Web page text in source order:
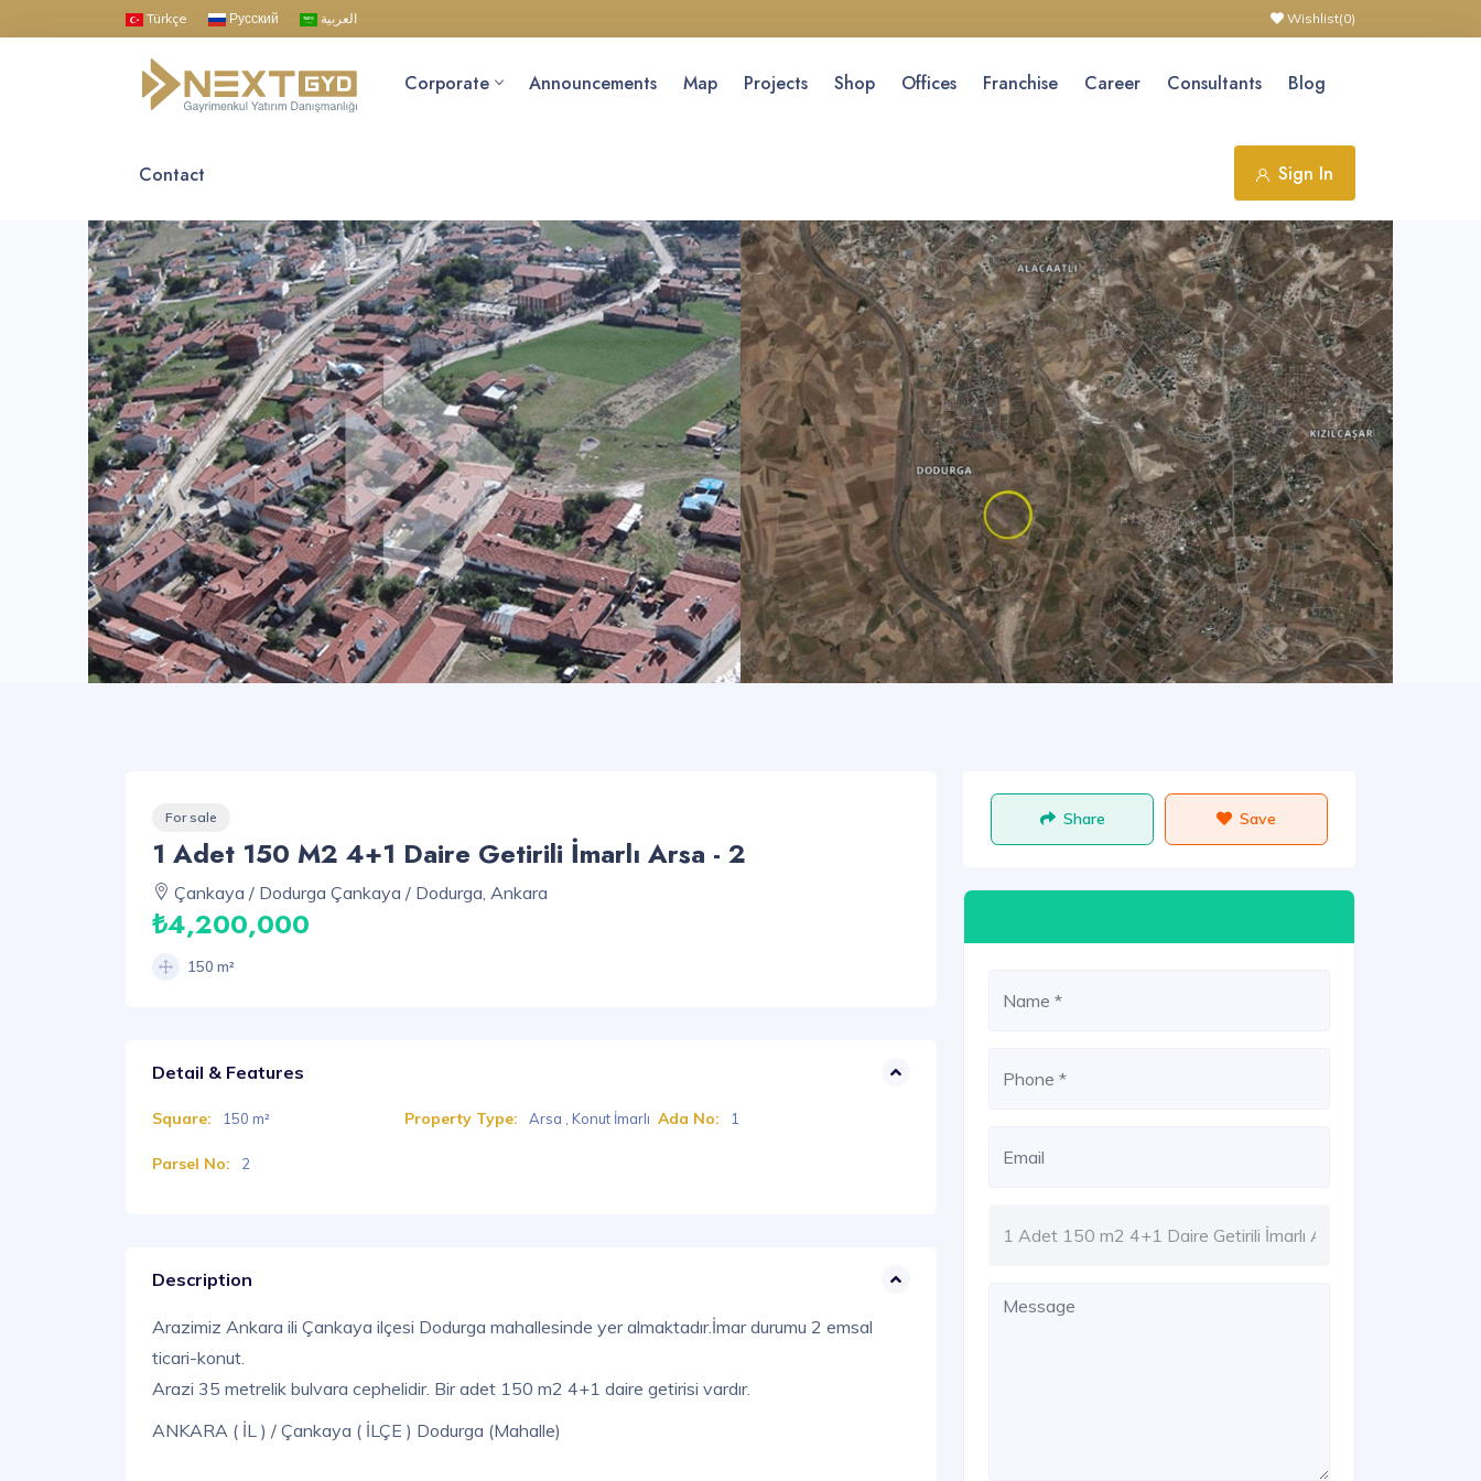
Türkçe Русский العربية Wishlist(0)
Corporate Announcements Map Projects Shop Offices Franchise Career Consultants Blog
Contact Sign In
For sale
1 Adet 150 M2 4+1 Daire Getirili İmarlı Arsa - 2
Çankaya / Dodurga Çankaya / Dodurga, Ankara
₺4,200,000
150 m²
Detail & Features
Square: 150 m² Property Type: Arsa , Konut İmarlı Ada No: 1
Parsel No: 2
Description
Arazimiz Ankara ili Çankaya ilçesi Dodurga mahallesinde yer almaktadır.İmar durumu 2 emsal
ticari-konut.
Arazi 35 metrelik bulvara cephelidir. Bir adet 150 m2 4+1 daire getirisi vardır.
ANKARA ( İL ) / Çankaya ( İLÇE ) Dodurga (Mahalle)
Share Save